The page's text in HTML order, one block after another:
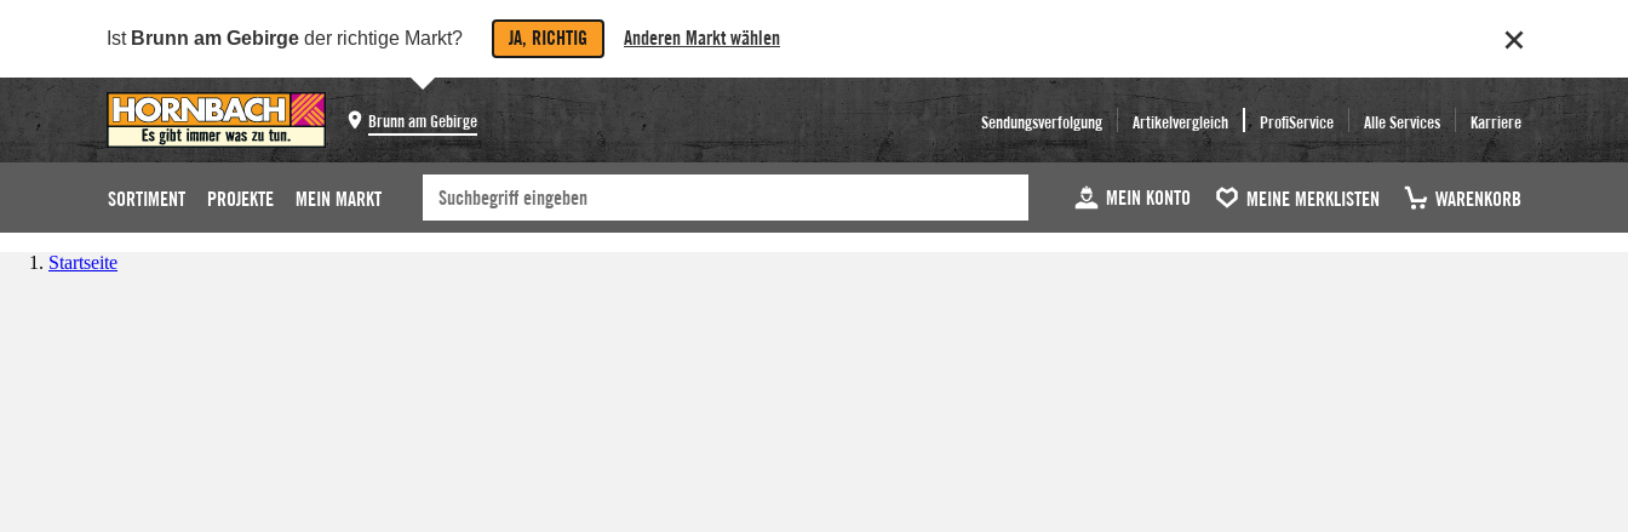
Ist Brunn am Gebirge der richtige Markt? JA, RICHTIG Anderen Markt wählen
Brunn am Gebirge Sendungsverfolgung Artikelvergleich ProfiService Alle Services Karriere
SORTIMENT PROJEKTE MEIN MARKT MEIN KONTO MEINE MERKLISTEN WARENKORB
Startseite